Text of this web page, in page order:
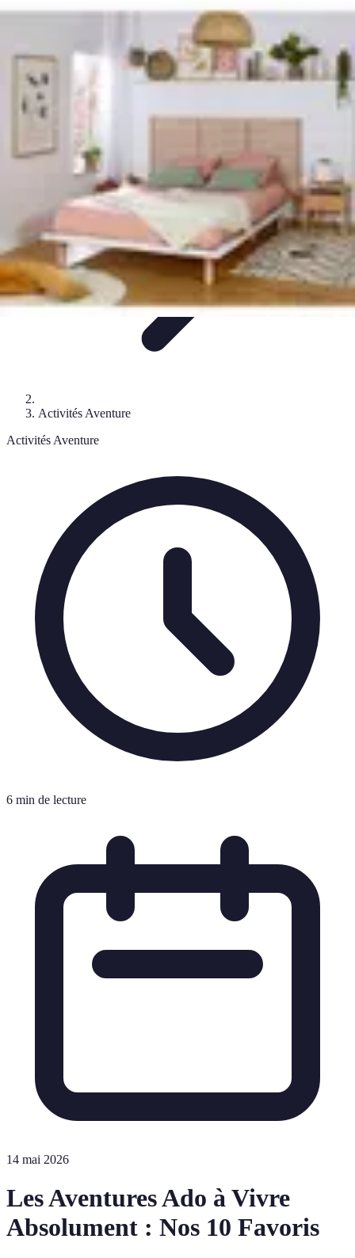
Aventures Ado
Organisation d'Aventures
Planification
Aventure et Nature
Aventures Ado
Activités Aventure
Activités Aventure
6 min de lecture
14 mai 2026
Les Aventures Ado à Vivre
Absolument : Nos 10 Favoris